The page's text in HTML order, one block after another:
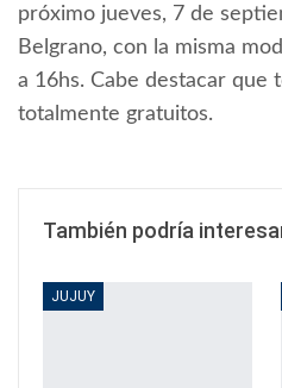
próximo jueves, 7 de
Belgrano, con la misma
a 16hs. Cabe destacar que
totalmente gratuitos.
También podría
JUJUY